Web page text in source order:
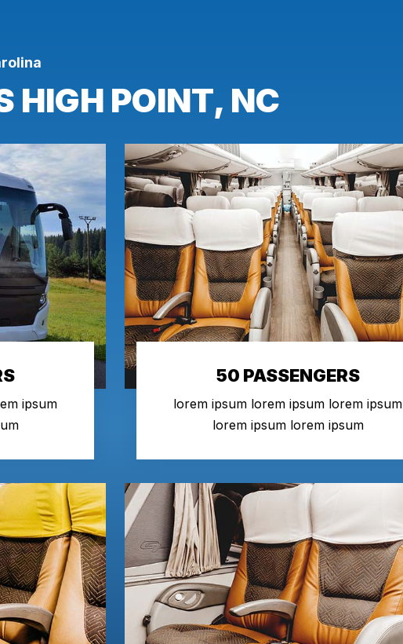
HIGH POINT, NC
ipsum
50 PASSENGERS
lorem ipsum lorem ipsum lorem ipsum
lorem ipsum lorem ipsum